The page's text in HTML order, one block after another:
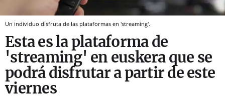
Un individuo disfruta de las plataformas en 'streaming'.
Esta es la plataforma de
'streaming' en euskera que se
podrá disfrutar a partir de este
viernes